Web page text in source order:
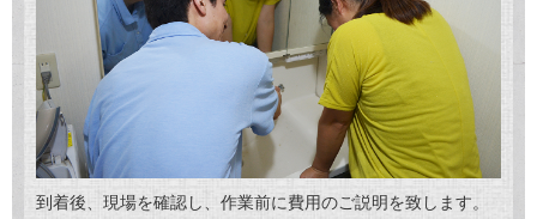
到着後、現場を確認し、作業前に費用のご説明を致します。